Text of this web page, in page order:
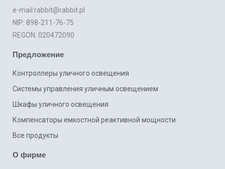
e-mail:rabbit@rabbit.pl
NIP: 898-211-76-75
REGON: 020472090
О фирме
Предложение
Контроллеры уличного освещения
Системы управления уличным освещением
Шкафы уличного освещения
Компенсаторы емкостной реактивной мощности
Все продукты